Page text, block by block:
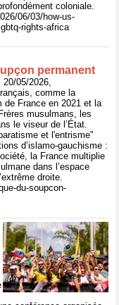
coloniale.
06/03/how-us-
rights-africa
permanent
05/2026,
comme la
de France en 2021 et la
musulmans, les
le viseur de l’État.
et l'entrisme"
d’islamo-gauchisme :
la France multiplie
dans l’espace
droite.
du-soupcon-